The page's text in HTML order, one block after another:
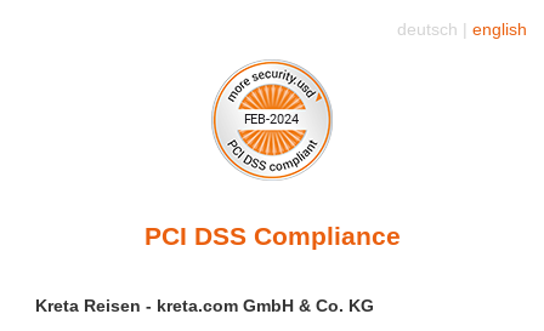
deutsch | english
PCI DSS Compliance
Kreta Reisen - kreta.com GmbH & Co. KG